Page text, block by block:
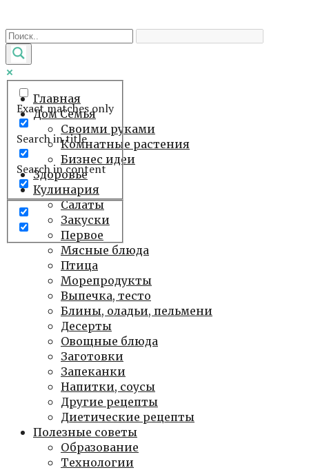
к
контенту
Exact matches only
Search in title
Search in content
Главная
Дом Семья
Своими руками
Комнатные растения
Бизнес идеи
Здоровье
Кулинария
Салаты
Закуски
Первое
Мясные блюда
Птица
Морепродукты
Выпечка, тесто
Блины, оладьи, пельмени
Десерты
Овощные блюда
Заготовки
Запеканки
Напитки, соусы
Другие рецепты
Диетические рецепты
Полезные советы
Образование
Технологии